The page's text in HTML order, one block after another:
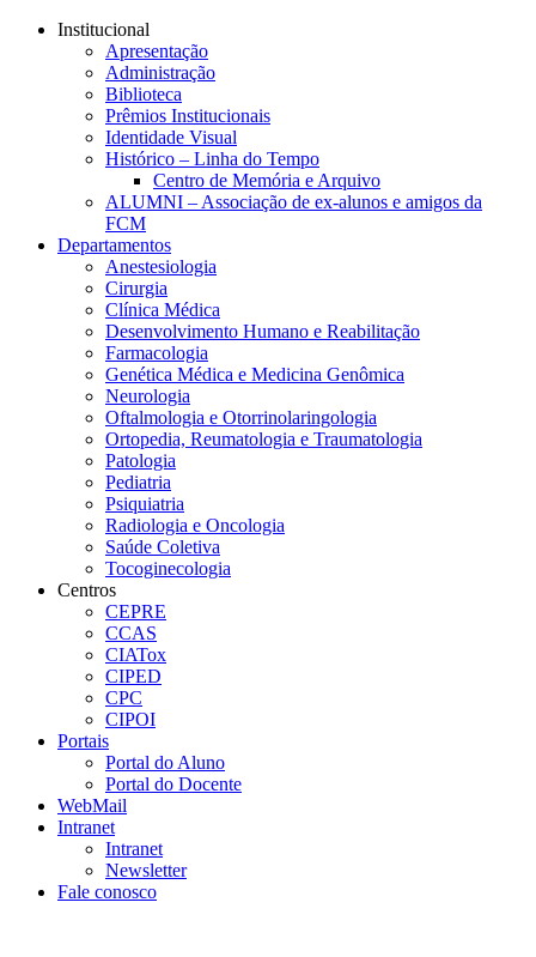
Conteúdo principal
Institucional
Apresentação
Administração
Biblioteca
Prêmios Institucionais
Identidade Visual
Histórico – Linha do Tempo
Centro de Memória e Arquivo
ALUMNI – Associação de ex-alunos e amigos da
FCM
Departamentos
Anestesiologia
Cirurgia
Clínica Médica
Desenvolvimento Humano e Reabilitação
Farmacologia
Genética Médica e Medicina Genômica
Neurologia
Oftalmologia e Otorrinolaringologia
Ortopedia, Reumatologia e Traumatologia
Patologia
Pediatria
Psiquiatria
Radiologia e Oncologia
Saúde Coletiva
Tocoginecologia
Centros
CEPRE
CCAS
CIATox
CIPED
CPC
CIPOI
Portais
Portal do Aluno
Portal do Docente
WebMail
Intranet
Intranet
Newsletter
Fale conosco